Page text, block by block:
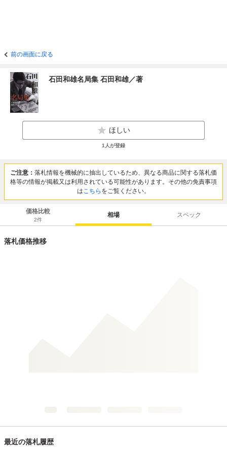
前の画面に戻る
石田和雄名局集 石田和雄／著
ほしい
1 人が登録
ご注意： 落札情報を機械的に抽出しているため、異なる商品に関する落札価
格等の情報が掲載又は利用されている可能性があります。その他の免責事項
はこちら をご覧ください。
価格比較
2件
相場 スペック
落札価格推移
最近の落札履歴